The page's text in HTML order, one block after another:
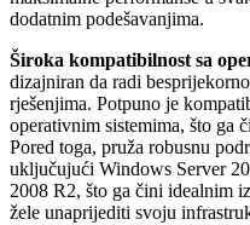
dodatnim podešavanjima.
Široka kompatibilnost sa
dizajniran da radi
rješenjima. Potpuno je
operativnim sistemima, što ga
Pored toga, pruža robusnu
uključujući Windows Server
2008 R2, što ga čini idealnim
žele unaprijediti svoju